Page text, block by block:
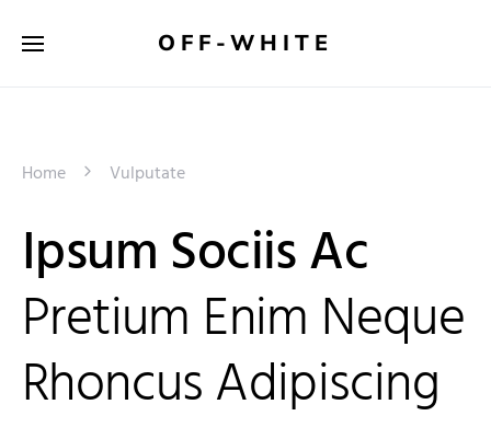
OFF-WHITE
Home Vulputate
Ipsum Sociis Ac
Pretium Enim Neque
Rhoncus Adipiscing